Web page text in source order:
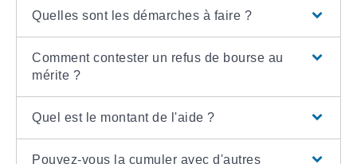
Quelles sont les démarches à faire ?
Comment contester un refus de bourse au
mérite ?
Quel est le montant de l'aide ?
Pouvez-vous la cumuler avec d'autres